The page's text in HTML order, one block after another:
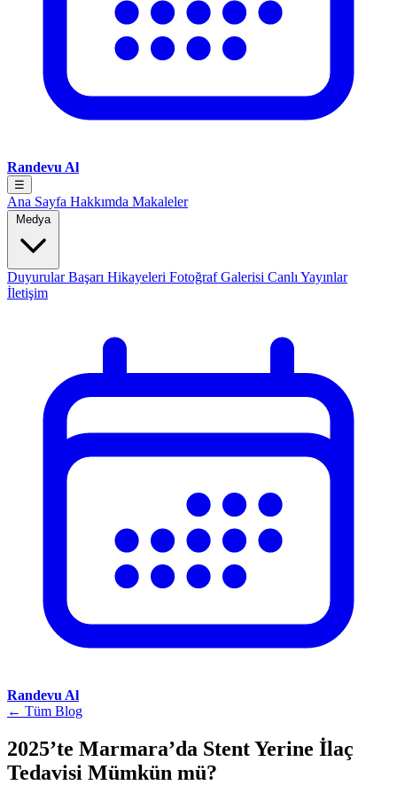
Randevu Al
☰
Ana Sayfa Hakkımda Makaleler
Medya
DuyurularBaşarı Hikayeleri Fotoğraf Galerisi Canlı Yayınlar
İletişim
Randevu Al
← Tüm Blog
2025’te Marmara’da Stent Yerine İlaç
Tedavisi Mümkün mü?